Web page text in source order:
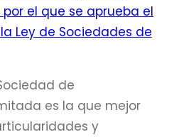
por el que se aprueba el
Ley de Sociedades de
de
es la que mejor
y